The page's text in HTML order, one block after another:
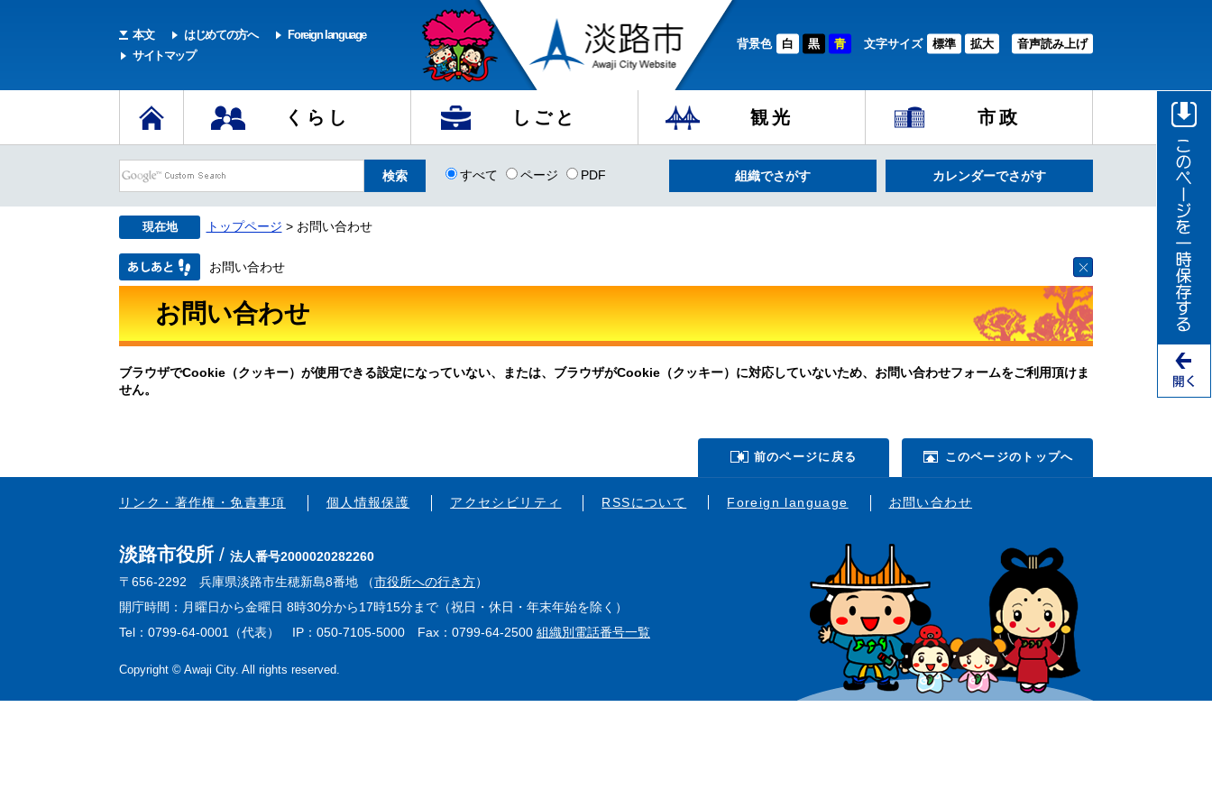
本文 はじめての方へ
Foreign language
サイトマップ
背景色 白 黒 青 文字サイズ 標準 拡大 音声読み上げ
くらし しごと 観光 市政
すべて ページ PDF 組織でさがす カレンダーでさがす
現在地 トップページ > お問い合わせ
お問い合わせ
お問い合わせ
ブラウザでCookie（クッキー）が使用できる設定になっていない、または、ブラウザがCookie（クッキー）に対応していないため、お問い合わせフォームをご利用頂けま
せん。
前のページに戻る このページのトップへ
リンク・著作権・免責事項 個人情報保護 アクセシビリティ RSSについて Foreign language お問い合わせ
淡路市役所
法人番号2000020282260
〒656-2292 兵庫県淡路市生穂新島8番地 （市役所への行き方）
開庁時間：月曜日から金曜日 8時30分から17時15分まで（祝日・休日・年末年始を除く）
Tel：0799-64-0001（代表） IP：050-7105-5000 Fax：0799-64-2500 組織別電話番号一覧
Copyright © Awaji City. All rights reserved.